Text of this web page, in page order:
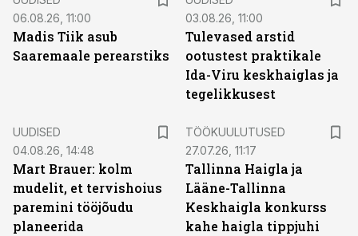
06.08.26, 11:00
Madis Tiik asub
Saaremaale perearstiks
03.08.26, 11:00
Tulevased arstid
ootustest praktikale
Ida-Viru keskhaiglas ja
tegelikkusest
UUDISED
04.08.26, 14:48
Mart Brauer: kolm
mudelit, et tervishoius
paremini tööjõudu
planeerida
TÖÖKUULUTUSED
27.07.26, 11:17
Tallinna Haigla ja
Lääne-Tallinna
Keskhaigla konkurss
kahe haigla tippjuhi